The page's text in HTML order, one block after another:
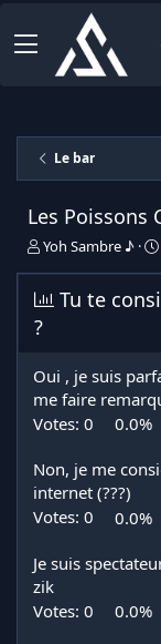
Le bar
Les Poissons
I
t
i
e
u
r
e
a
d
s
c
u
s
Yoh Sambre ♪
Tu te
?
Oui , je suis
me faire
Votes: 0 0.0%
Non, je me
internet (???)
Votes: 0 0.0%
Je suis
zik
Votes: 0 0.0%